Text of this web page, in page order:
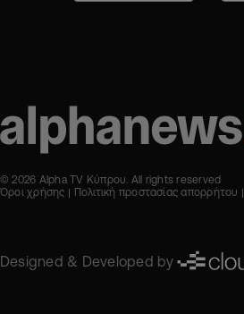
© 2026 Alpha TV Κύπρου. All rights reserved
Όροι χρήσης
Πολιτική προστασίας απορρήτου
Designed & Developed by